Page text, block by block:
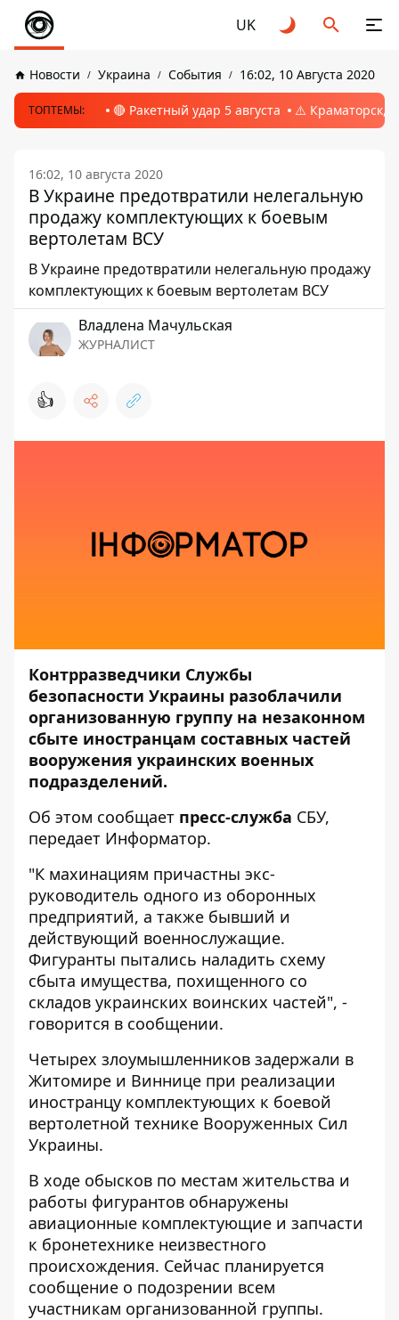
UK
Новости Украина События 16:02, 10 Августа 2020
ТОПТЕМЫ: 🔴 Ракетный удар 5 августа ⚠️ Краматорск,
16:02, 10 августа 2020
В Украине предотвратили нелегальную
продажу комплектующих к боевым
вертолетам ВСУ
В Украине предотвратили нелегальную продажу
комплектующих к боевым вертолетам ВСУ
Владлена Мачульская
ЖУРНАЛИСТ
👍
Контрразведчики Службы
безопасности Украины разоблачили
организованную группу на незаконном
сбыте иностранцам составных частей
вооружения украинских военных
подразделений.
Об этом сообщает пресс-служба СБУ,
передает Информатор.
"К махинациям причастны экс-
руководитель одного из оборонных
предприятий, а также бывший и
действующий военнослужащие.
Фигуранты пытались наладить схему
сбыта имущества, похищенного со
складов украинских воинских частей", -
говорится в сообщении.
Четырех злоумышленников задержали в
Житомире и Виннице при реализации
иностранцу комплектующих к боевой
вертолетной технике Вооруженных Сил
Украины.
В ходе обысков по местам жительства и
работы фигурантов обнаружены
авиационные комплектующие и запчасти
к бронетехнике неизвестного
происхождения. Сейчас планируется
сообщение о подозрении всем
участникам организованной группы.